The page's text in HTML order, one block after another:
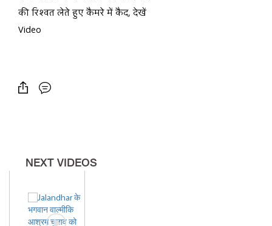
की रिश्वत लेते हुए कैमरे में कैद, देखें
Video
NEXT VIDEOS